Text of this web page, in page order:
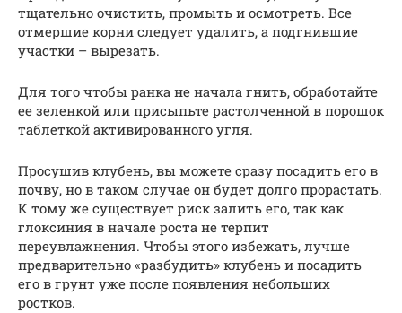
тщательно очистить, промыть и осмотреть. Все
отмершие корни следует удалить, а подгнившие
участки – вырезать.
Для того чтобы ранка не начала гнить, обработайте
ее зеленкой или присыпьте растолченной в порошок
таблеткой активированного угля.
Просушив клубень, вы можете сразу посадить его в
почву, но в таком случае он будет долго прорастать.
К тому же существует риск залить его, так как
глоксиния в начале роста не терпит
переувлажнения. Чтобы этого избежать, лучше
предварительно «разбудить» клубень и посадить
его в грунт уже после появления небольших
ростков.